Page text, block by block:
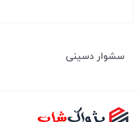
سشوار دسینی